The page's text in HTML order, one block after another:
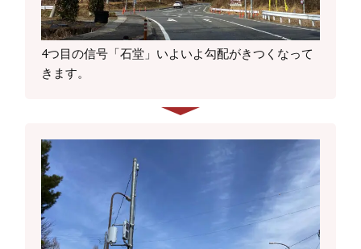
4つ目の信号「石堂」いよいよ勾配がきつくなって
きます。